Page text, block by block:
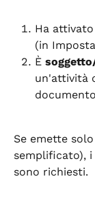
Ha attivato
(in
È
un'attività
documento
Se emette
semplificato),
sono richiesti.